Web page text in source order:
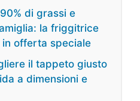
di grassi e
la friggitrice
in offerta speciale
il tappeto giusto
a dimensioni e